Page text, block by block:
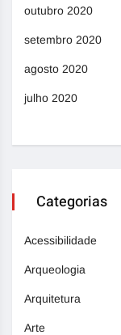
outubro 2020
setembro 2020
agosto 2020
julho 2020
Categorias
Acessibilidade
Arqueologia
Arquitetura
Arte